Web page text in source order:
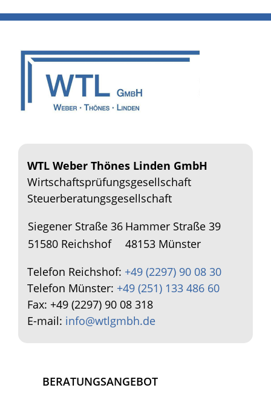
WTL Weber Thönes Linden GmbH
Wirtschaftsprüfungsgesellschaft
Steuerberatungsgesellschaft
Siegener Straße 36 Hammer Straße 39
51580 Reichshof
48153 Münster
Telefon Reichshof: +49 (2297) 90 08 30
Telefon Münster: +49 (251) 133 486 60
Fax: +49 (2297) 90 08 318
E-mail: info@wtlgmbh.de
BERATUNGSANGEBOT